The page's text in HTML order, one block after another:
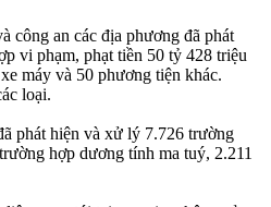
công an các địa phương đã phát
vi phạm, phạt tiền 50 tỷ 428 triệu
máy và 50 phương tiện khác.
loại.
phát hiện và xử lý 7.726 trường
hợp dương tính ma tuý, 2.211